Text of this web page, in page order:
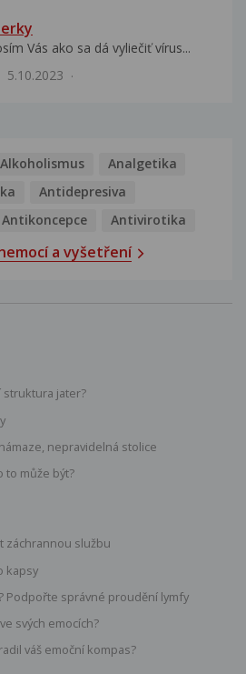
Vás ako sa dá vyliečiť vírus...
5.10.2023
Alkoholismus
Analgetika
Antidepresiva
Antikoncepce Antivirotika
a vyšetření
struktura jater?
nepravidelná stolice
to může být?
záchrannou službu
kapsy
Podpořte správné proudění lymfy
svých emocích?
váš emoční kompas?